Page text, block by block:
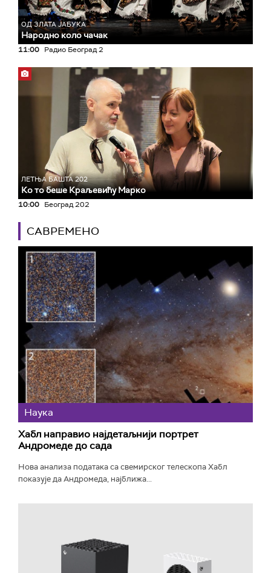
ОД ЗЛАТА ЈАБУКА
Народно коло чачак
11:00 Радио Београд 2
ЛЕТЊА БАШТА 202
Ко то беше Краљевићу Марко
10:00 Београд 202
САВРЕМЕНО
Наука
Хабл направио најдетаљнији портрет
Андромеде до сада
Нова анализа података са свемирског телескопа Хабл
показује да Андромеда, најближа...